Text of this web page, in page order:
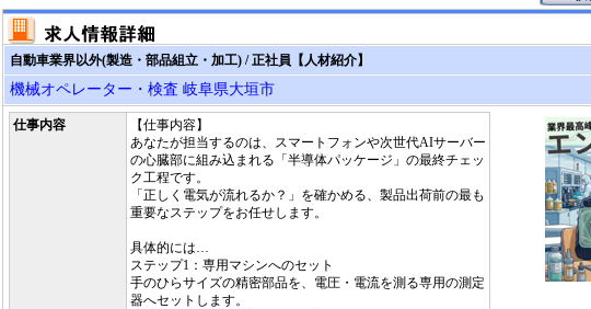
自動車業界以外(製造・部品組立・加工) / 正社員【人材紹介】
機械オペレーター・検査 岐阜県大垣市
仕事内容
【仕事内容】
あなたが担当するのは、スマートフォンや次世代AIサーバー
の心臓部に組み込まれる「半導体パッケージ」の最終チェッ
ク工程です。
「正しく電気が流れるか？」を確かめる、製品出荷前の最も
重要なステップをお任せします。
具体的には…
ステップ1：専用マシンへのセット
手のひらサイズの精密部品を、電圧・電流を測る専用の測定
器へセットします。